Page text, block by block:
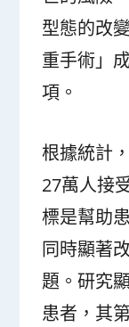
型態的改
重手術」
項。
根據統計
27萬人接
標是幫助
同時顯著
題。研究
患者，其